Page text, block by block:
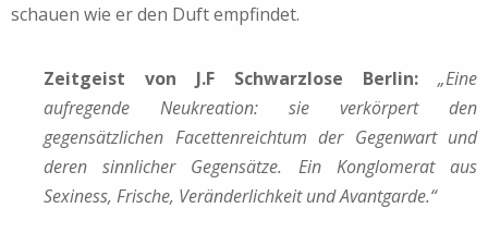
schauen wie er den Duft empfindet.
Zeitgeist von J.F Schwarzlose Berlin: „Eine
aufregende Neukreation: sie verkörpert den
gegensätzlichen Facettenreichtum der Gegenwart und
deren sinnlicher Gegensätze. Ein Konglomerat aus
Sexiness, Frische, Veränderlichkeit und Avantgarde.“